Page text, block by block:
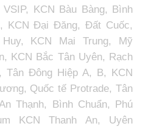
VSIP, KCN Bàu Bàng, Bình
KCN Đại Đăng, Đất Cuốc,
KCN Mai Trung, Mỹ
KCN Bắc Tân Uyên, Rạch
Tân Đông Hiệp A, B, KCN
Quốc tế Protrade, Tân
Thạnh, Bình Chuẩn, Phú
KCN Thanh An, Uyên